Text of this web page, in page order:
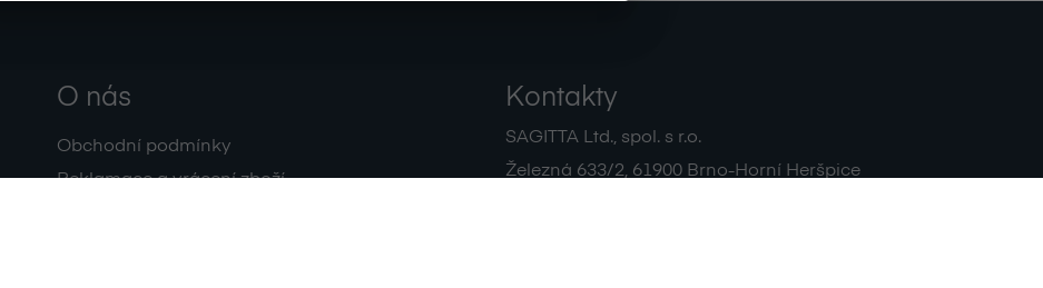
O nás
Obchodní podmínky
Reklamace a vrácení zboží
Kontakty
SAGITTA Ltd., spol. s r.o.
Železná 633/2, 61900 Brno-Horní Heršpice